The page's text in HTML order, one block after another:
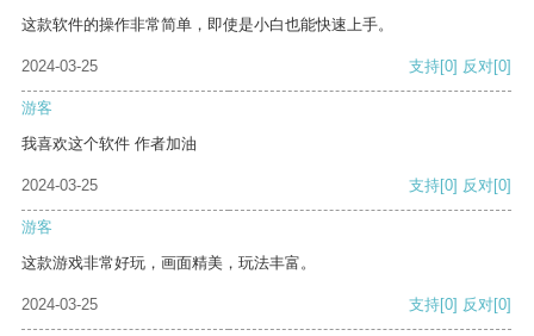
这款软件的操作非常简单，即使是小白也能快速上手。
2024-03-25 支持[0] 反对[0]
游客
我喜欢这个软件 作者加油
2024-03-25 支持[0] 反对[0]
游客
这款游戏非常好玩，画面精美，玩法丰富。
2024-03-25 支持[0] 反对[0]